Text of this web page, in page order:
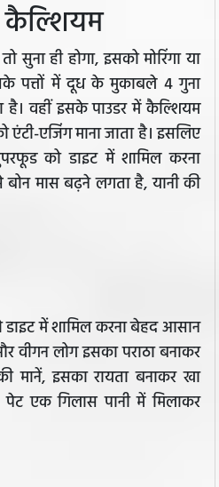
कैल्शियम
ही होगा, इसको मोरिंगा या
पत्तों में दूध के मुकाबले 4 गुना
है। वहीं इसके पाउडर में कैल्शियम
एंटी-एजिंग माना जाता है। इसलिए
को डाइट में शामिल करना
मास बढ़ने लगता है, यानी की
में शामिल करना बेहद आसान
वीगन लोग इसका पराठा बनाकर
मानें, इसका रायता बनाकर खा
एक गिलास पानी में मिलाकर